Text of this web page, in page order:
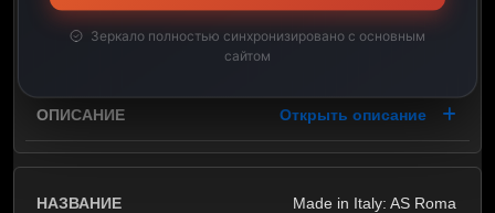
07:45
Открыть описание
Made in Italy: AS Roma
Зеркало полностью синхронизировано с основным
сайтом